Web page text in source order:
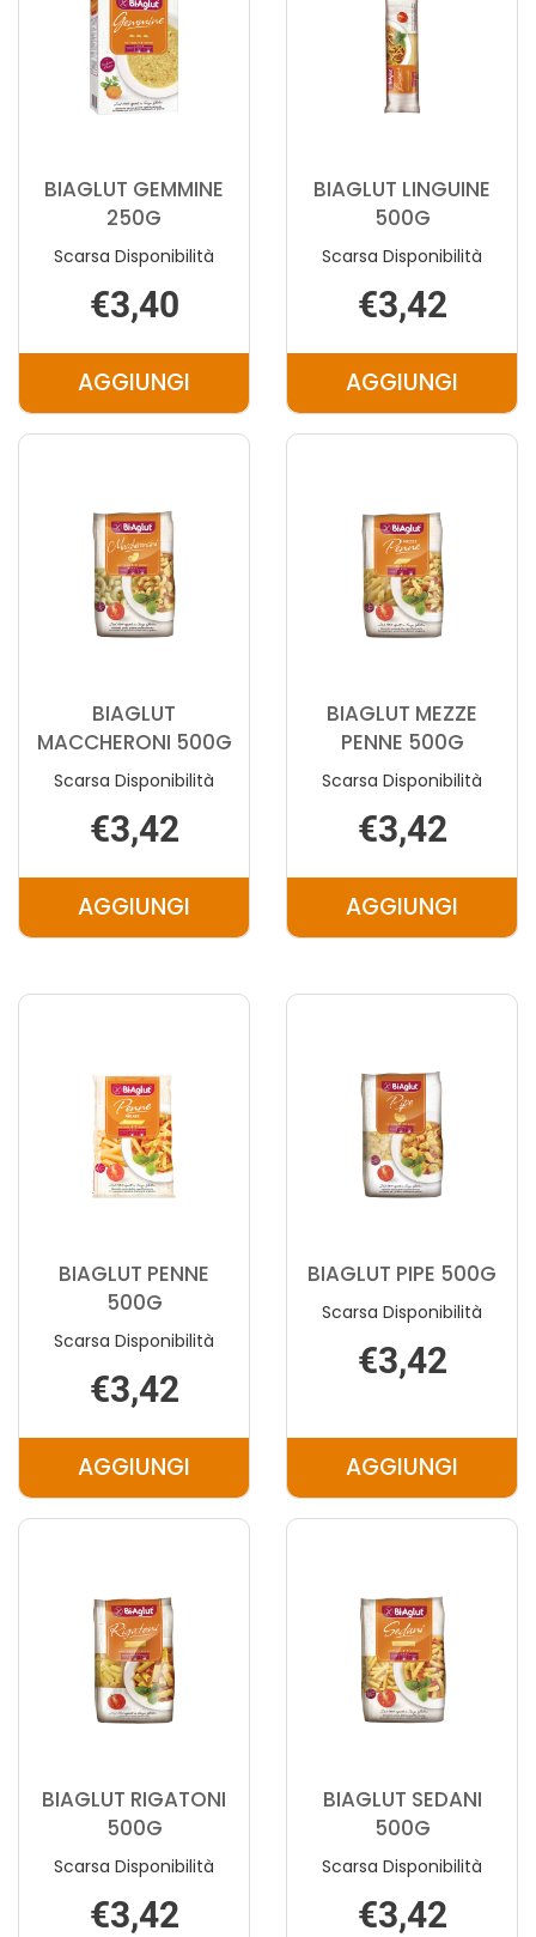
BIAGLUT GEMMINE
250G
Scarsa Disponibilità
€3,40
AGGIUNGIAGGIUNGI BIAGLUT
GEMMINE
BIAGLUT LINGUINE
500G
Scarsa Disponibilità
€3,42
AGGIUNGIAGGIUNGI
LINGUINE
BIAGLUT
MACCHERONI 500G
Scarsa Disponibilità
€3,42
AGGIUNGIAGGIUNGI BIAGLUT
500G AL
BIAGLUT MEZZE
PENNE 500G
Scarsa Disponibilità
€3,42
AGGIUNGIAGGIUNGI
PENNE
BIAGLUT PENNE
500G
Scarsa Disponibilità
€3,42
AGGIUNGIAGGIUNGI BIAGLUT
PENNE
BIAGLUT PIPE 500G
Scarsa Disponibilità
€3,42
AGGIUNGIAGGIUNGI
PIPE
BIAGLUT RIGATONI
500G
Scarsa Disponibilità
€3,42
BIAGLUT SEDANI
500G
Scarsa Disponibilità
€3,42